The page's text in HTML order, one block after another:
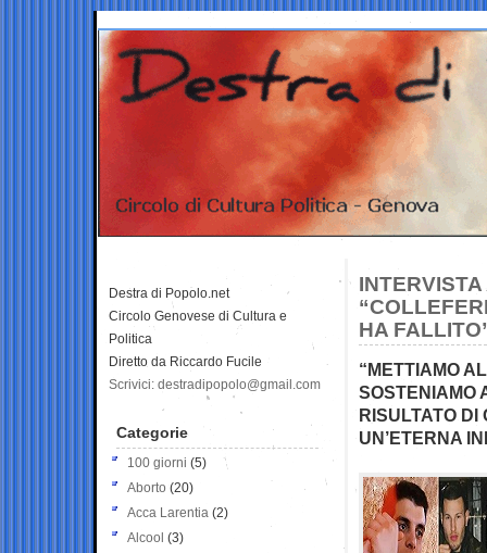
HA
“METTIAMO
SOSTENIAMO
RISULTATO
UN’ETERNA
Destra di Popolo.net
Circolo Genovese di Cultura e
Politica
Diretto da Riccardo Fucile
Scrivici: destradipopolo@gmail.com
Categorie
100 giorni (5)
Aborto (20)
Acca Larentia (2)
Alcool (3)